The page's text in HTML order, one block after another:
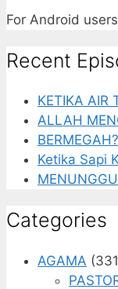
For Android
Recent
KETIKA AIR
ALLAH
Ketika Sapi
Categories
AGAMA